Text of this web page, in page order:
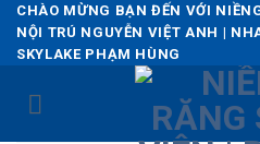
Skip
content
CHÀO MỪNG BẠN ĐẾN VỚI
NỘI TRÚ NGUYỄN VIỆT ANH |
SKYLAKE PHẠM HÙNG